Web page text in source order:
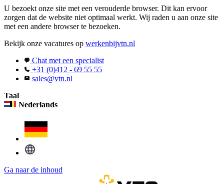
U bezoekt onze site met een verouderde browser. Dit kan ervoor
zorgen dat de website niet optimaal werkt. Wij raden u aan onze site
met een andere browser te bezoeken.
Bekijk onze vacatures op werkenbijvtn.nl
Chat met een specialist
+31 (0)412 - 69 55 55
sales@vtn.nl
Taal
Nederlands
Ga naar de inhoud